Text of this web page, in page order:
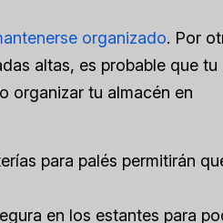
organizado. Por
altas, es probable que tu
organizar tu almacén en
para palés permitirán
en los estantes para